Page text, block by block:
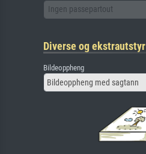
Ingen passepartout
Diverse og ekstrautstyr
Bildeoppheng
Bildeoppheng med sagtann